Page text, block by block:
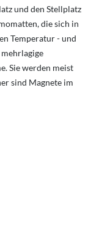
und den Stellplatz
die sich in
Temperatur - und
Sie werden meist
sind Magnete im